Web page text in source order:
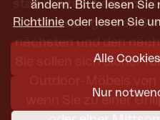
ändern. Bitte lesen Sie
Richtlinie oder lesen Sie
Alle
Nur
standhalten, bequem
sollen den ganzen
nächsten und den
Sie sollen sich sicher
wenn Sie zu einer